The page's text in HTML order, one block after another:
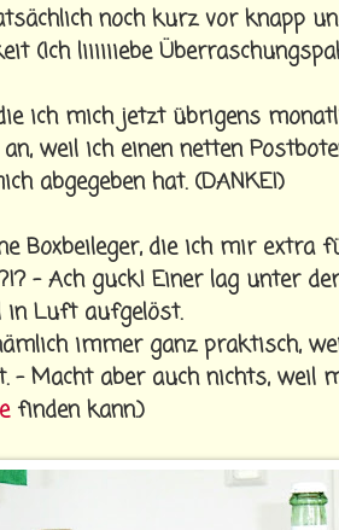
noch kurz vor knapp
(Ich liiiiiiebe
ich mich jetzt übrigens
weil ich einen netten
abgegeben hat. (DANKE!)
Boxbeileger, die ich mir extra
- Ach guck! Einer lag unter
in Luft aufgelöst.
immer ganz praktisch,
Macht aber auch nichts, weil
finden kann.)